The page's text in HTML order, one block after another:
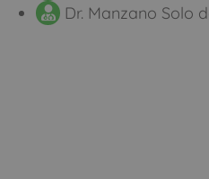
Dr. Manzano Solo